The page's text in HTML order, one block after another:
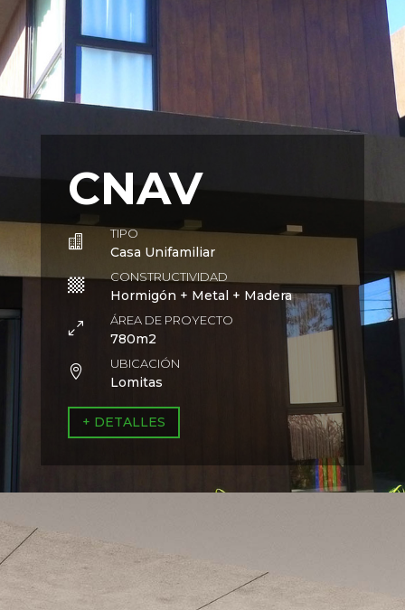
CNAV
 TIPO
Casa Unifamiliar

CONSTRUCTIVIDAD
Hormigón + Metal + Madera
0
ÁREA DE PROYECTO
780m2

UBICACIÓN
Lomitas
+ DETALLES